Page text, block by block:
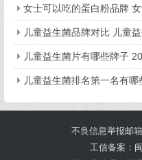
真实测评排行
女士可以吃的蛋白粉品牌
榜儿童益生菌品牌对比 儿童
儿童益生菌片有哪些牌子
儿童益生菌排名第一名有
解析
不良信息举报邮
工信备案：